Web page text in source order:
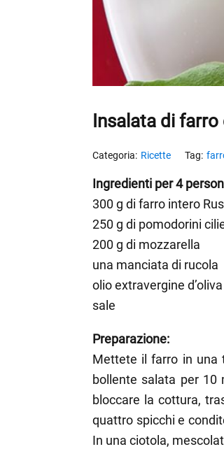
Insalata di
Ricette
Ingredienti per 4
300 g di farro intero
250 g di pomodorini
200 g di mozzarella
una manciata di rucola
olio extravergine
sale
Preparazione:
Mettete il farro in una
bollente salata per 10
bloccare la cottura,
quattro spicchi e
In una ciotola,